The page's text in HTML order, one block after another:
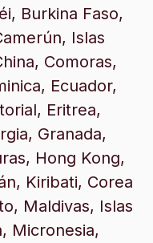
Burkina Faso,
Islas
Comoras,
Ecuador,
Eritrea,
Granada,
Hong Kong,
Kiribati, Corea
Maldivas, Islas
Micronesia,